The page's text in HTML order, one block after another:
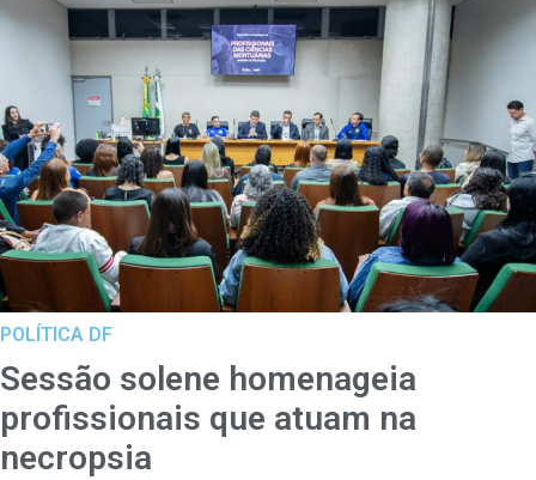
POLÍTICA DF
Sessão solene homenageia
profissionais que atuam na
necropsia